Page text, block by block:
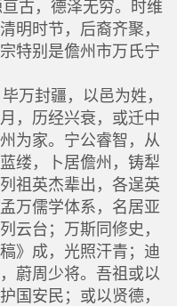
古，德泽无穷。时维
明时节，后裔齐聚，
特别是儋州市万氏宁
万封疆，以邑为姓，
，历经兴衰，或迁中
为家。宁公睿智，从
缕，卜居儋州，铸犁
祖英杰辈出，各逞英
万儒学体系，名居亚
云台；万斯同修史，
》成，光照汗青；迪
蔚周少将。吾祖或以
国安民；或以贤德，